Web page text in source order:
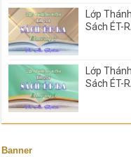
Lớp
Sách ÉT-
Lớp
Sách ÉT-
Banner